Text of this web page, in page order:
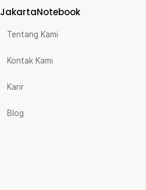
JakartaNotebook
Tentang Kami
Kontak Kami
Karir
Blog